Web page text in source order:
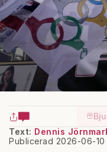
Text: Dennis
Publicerad 2026-06-10